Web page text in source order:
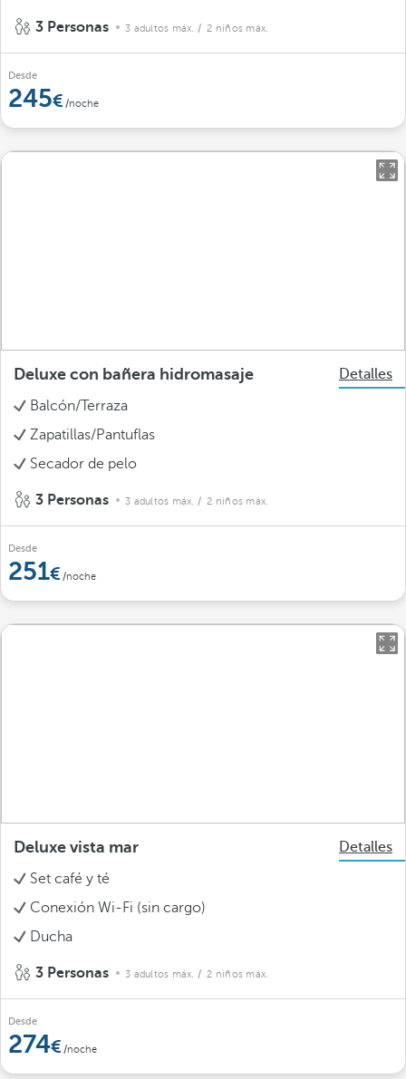
3 Personas 3 adultos máx. / 2 niños máx.
Desde
245 /noche
Deluxe con bañera hidromasaje
Detalles
Balcón/Terraza
Zapatillas/Pantuflas
Secador de pelo
3 Personas 3 adultos máx. / 2 niños máx.
Desde
251 /noche
Deluxe vista mar
Detalles
Set café y té
Conexión Wi-Fi (sin cargo)
Ducha
3 Personas 3 adultos máx. / 2 niños máx.
Desde
274 /noche